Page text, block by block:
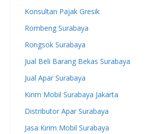
Konsultan Pajak Gresik
Rombeng Surabaya
Rongsok Surabaya
Jual Beli Barang Bekas Surabaya
Jual Apar Surabaya
Kirim Mobil Surabaya Jakarta
Distributor Apar Surabaya
Jasa Kirim Mobil Surabaya